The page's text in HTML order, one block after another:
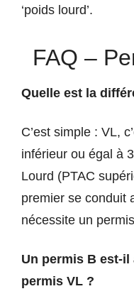
‘poids lourd’.
FAQ –
Quelle est la
C’est simple : VL,
inférieur ou égal à
Lourd (PTAC
premier se conduit
nécessite un
Un permis B est-
permis VL ?